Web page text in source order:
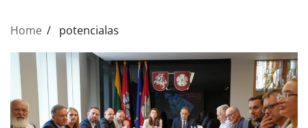
Home potencialas